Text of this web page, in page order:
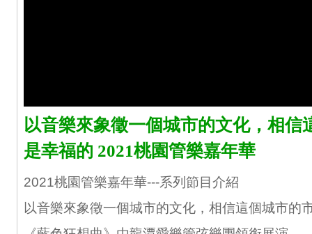
以音樂來象徵一個城市的文化，相信
是幸福的 2021桃園管樂嘉年華
2021桃園管樂嘉年華---系列節目介紹
以音樂來象徵一個城市的文化，相信這個城市的